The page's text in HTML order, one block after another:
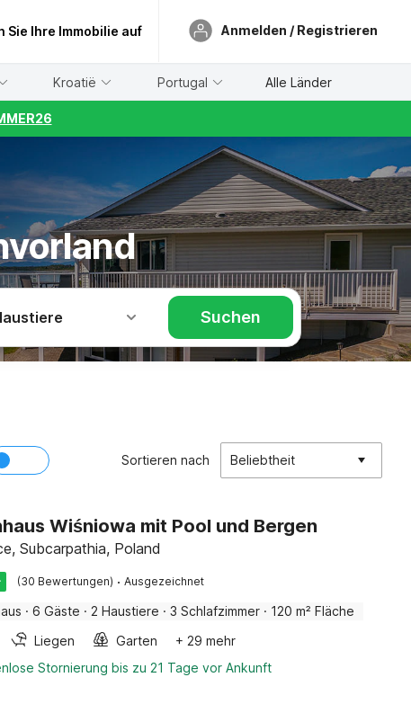
Sie Ihre Immobilie auf Anmelden / Registrieren
Kroatië Portugal Alle Länder
Suchen
Sortieren nach Beliebtheit
Wiśniowa mit Pool und Bergen
Subcarpathia, Poland
(30 Bewertungen) · Ausgezeichnet
· 6 Gäste · 2 Haustiere · 3 Schlafzimmer · 120 m² Fläche
Liegen Garten
+ 29 mehr
Stornierung bis zu 21 Tage vor Ankunft